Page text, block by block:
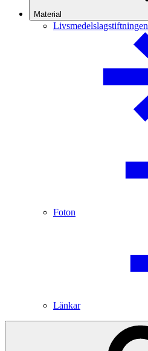
Material
Livsmedelslagstiftningen
Foton
Länkar